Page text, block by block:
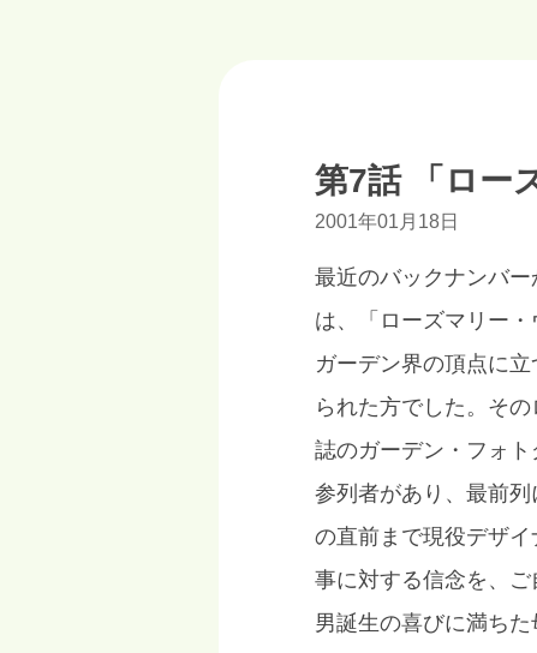
第7話 「ロー
2001年01月18日
最近のバックナンバ
は、「ローズマリー
ガーデン界の頂点に
られた方でした。そ
誌のガーデン・フォ
参列者があり、最前
の直前まで現役デザ
事に対する信念を、
男誕生の喜びに満ち